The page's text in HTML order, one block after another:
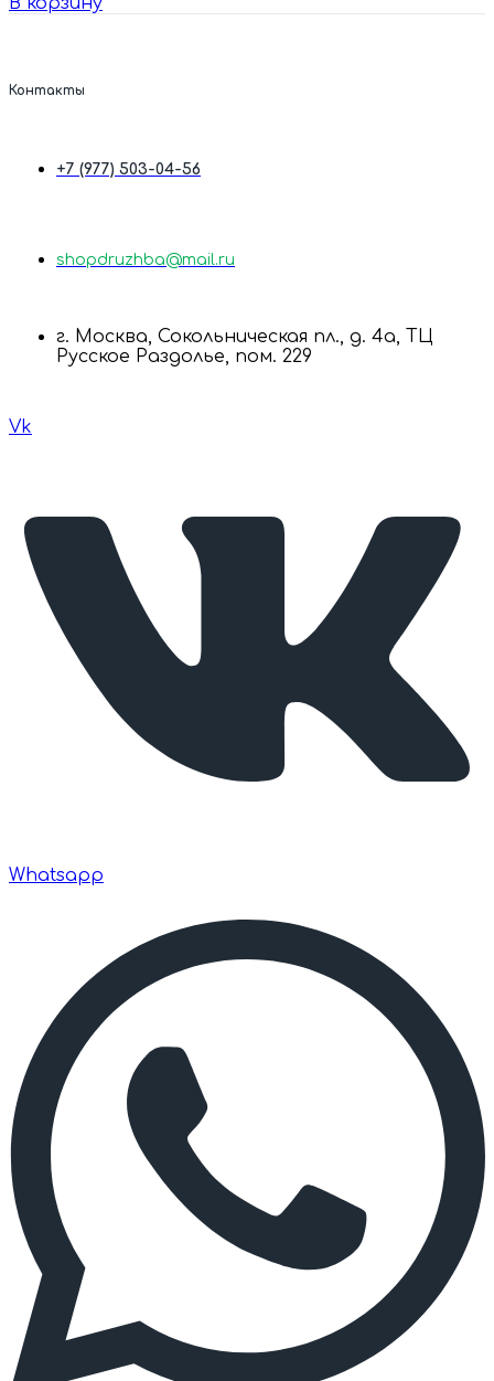
Контакты
+7 (977) 503-04-56
shopdruzhba@mail.ru
г. Москва, Сокольническая пл., д. 4а, ТЦ
Русское Раздолье, пом. 229
Vk
Whatsapp